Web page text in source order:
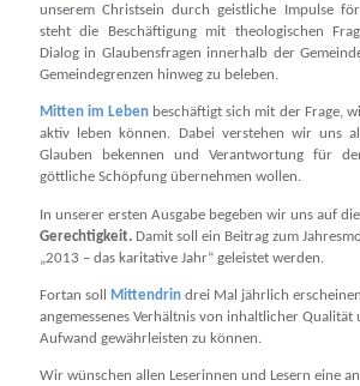
unserem Christsein durch geistliche Impulse
steht die Beschäftigung mit theologischen
Dialog in Glaubensfragen innerhalb der
Gemeindegrenzen hinweg zu beleben.
Mitten im Leben beschäftigt sich mit der Frage,
aktiv leben können. Dabei verstehen wir uns
Glauben bekennen und Verantwortung für
göttliche Schöpfung übernehmen wollen.
In unserer ersten Ausgabe begeben wir uns auf
Gerechtigkeit. Damit soll ein Beitrag zum
„2013 – das karitative Jahr“ geleistet werden.
Fortan soll Mittendrin drei Mal jährlich
angemessenes Verhältnis von inhaltlicher Qualität
Aufwand gewährleisten zu können.
Wir wünschen allen Leserinnen und Lesern eine